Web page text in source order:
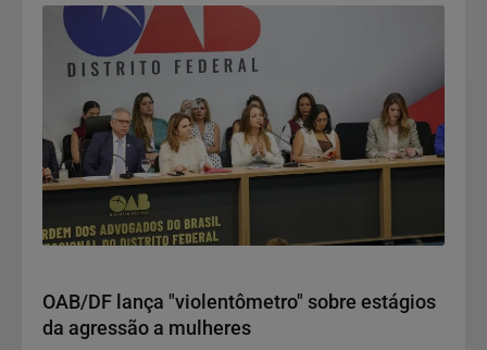
OAB/DF lança "violentômetro" sobre estágios
da agressão a mulheres